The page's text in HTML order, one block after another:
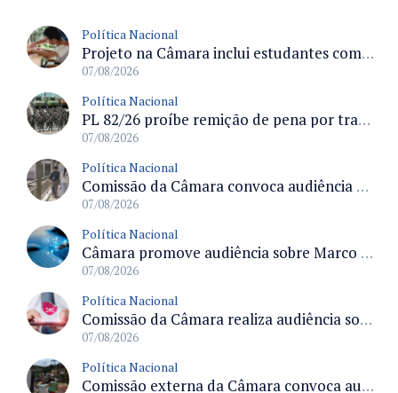
Política Nacional
Projeto na Câmara inclui estudantes com deficiência no regime escolar especial da LDB e estabelece critérios para frequência
07/08/2026
Política Nacional
PL 82/26 proíbe remição de pena por trabalho em funções militares para condenados por crimes contra o Estado Democrático de Direito
07/08/2026
Política Nacional
Comissão da Câmara convoca audiência para discutir misoginia nas escolas e universidades após divulgação de listas misóginas
07/08/2026
Política Nacional
Câmara promove audiência sobre Marco de Fomento à Economia Digital e impactos da inteligência artificial
07/08/2026
Política Nacional
Comissão da Câmara realiza audiência sobre apostas online para medir o tamanho do mercado ilegal
07/08/2026
Política Nacional
Comissão externa da Câmara convoca audiência pública sobre chuvas na Zona da Mata de Minas Gerais e impactos em Juiz de Fora